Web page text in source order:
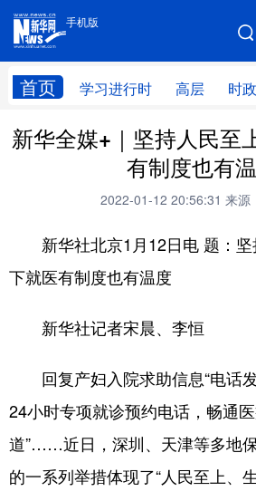
手机版
首页 学习进行时 高层 时政
手机版
网站地图
学习进行时 高层 时
财经 网
全球
科技 科创 量
文化 书画
访谈 视频
食品 人居 信
学术中国 乡村振兴 银
城市 旅游 能
新华全媒+｜坚持人民至
有制度也有
2022-01-12 20:56:31 来源
新华社北京1月12日电 题：坚
下就医有制度也有温度
新华社记者宋晨、李恒
回复产妇入院求助信息“电话
24小时专项就诊预约电话，畅通
道”……近日，深圳、天津等多地
的一系列举措体现了“人民至上、